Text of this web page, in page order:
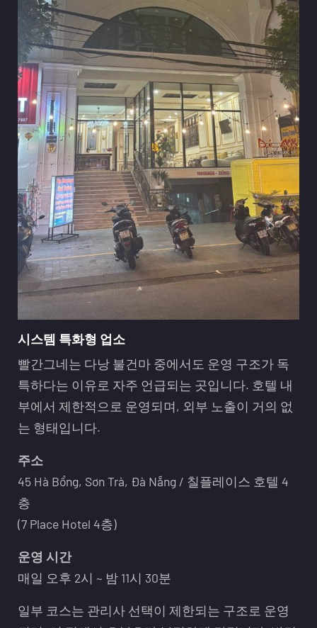
시스템 특화형 업소
빨간그네는 다낭 불건마 중에서도 운영 구조가 독
특하다는 이유로 자주 언급되는 곳입니다. 호텔 내
부에서 제한적으로 운영되며, 외부 노출이 거의 없
는 형태입니다.
주소
45 Hà Bổng, Sơn Trà, Đà Nẵng / 칠플레이스 호텔 4
층
(7 Place Hotel 4층)
운영 시간
매일 오후 2시 ~ 밤 11시 30분
일부 코스는 관리사 선택이 제한되는 구조로 운영